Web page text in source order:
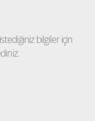
bilgiler için